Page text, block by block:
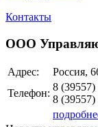
Контакты
ООО
Адрес:
Россия,
Телефон:
8 (39557)
8 (39557)